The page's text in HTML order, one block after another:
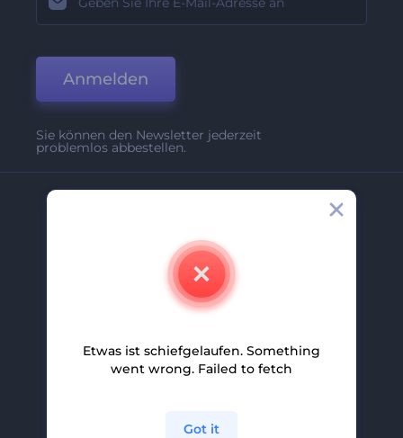
Anmelden
Sie können den Newsletter jederzeit
problemlos abbestellen.
Partnerprogramm
Etwas ist schiefgelaufen. Something
went wrong. Failed to fetch
Got it